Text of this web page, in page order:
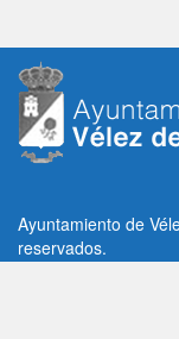
Ayuntamiento de
reservados.